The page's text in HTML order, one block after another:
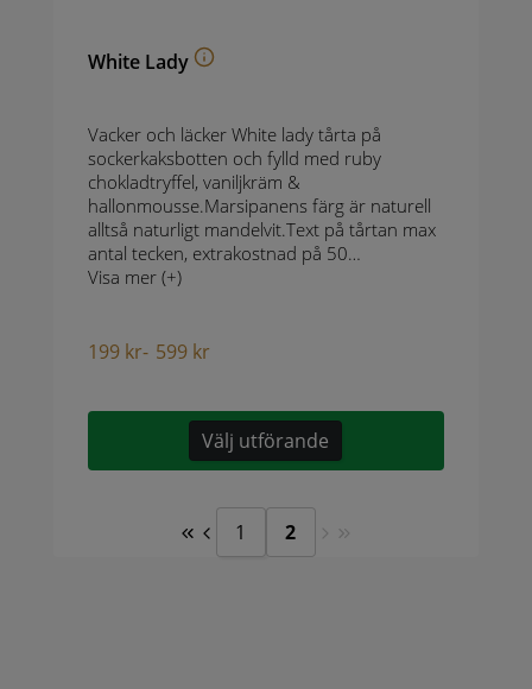
White Lady
Vacker och läcker White lady tårta på
sockerkaksbotten och fylld med ruby
chokladtryffel, vaniljkräm &
hallonmousse.Marsipanens färg är naturell
alltså naturligt mandelvit.Text på tårtan max
antal tecken, extrakostnad på 50…
Visa mer (+)
199 kr- 599 kr
Välj utförande
1 2